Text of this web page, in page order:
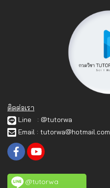
ติดต่อเรา
Line : @tutorwa
Email : tutorwa@hotmail.com
@tutorwa